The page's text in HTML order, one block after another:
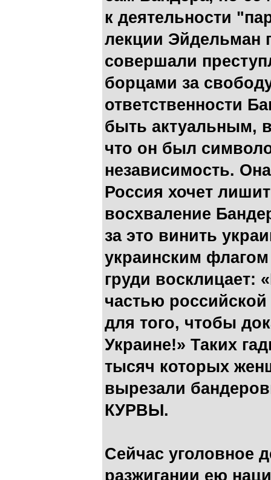
к деятельности
лекции Эйдельман
совершали
борцами за
ответственности
быть актуальным,
что он был
независимость.
Россия хочет
восхваление
за это винить
украинским
груди восклицает:
частью
для того, чтобы
Украине!» Таких
тысяч которых
вырезали
КУРВЫ.
Сейчас уголовное
разжигании ею